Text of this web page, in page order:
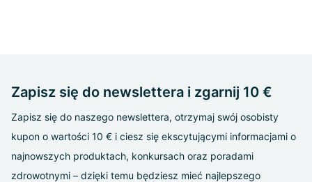
Zapisz się do newslettera i zgarnij 10 €
Zapisz się do naszego newslettera, otrzymaj swój osobisty
kupon o wartości 10 € i ciesz się ekscytującymi informacjami o
najnowszych produktach, konkursach oraz poradami
zdrowotnymi – dzięki temu będziesz mieć najlepszego